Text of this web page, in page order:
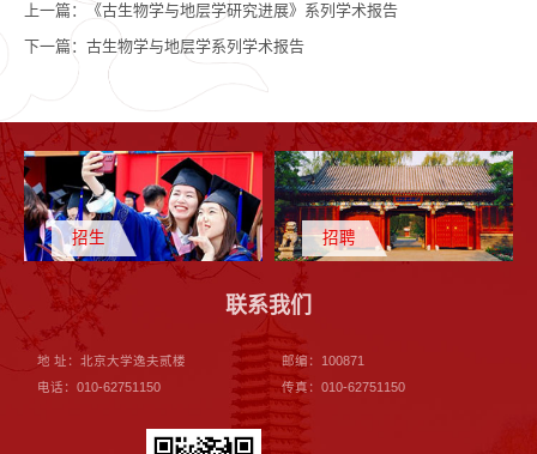
上一篇：
《古生物学与地层学研究进展》系列学术报告
下一篇： 古生物学与地层学系列学术报告
招生 招聘
联系我们
地 址：北京大学逸夫贰楼
邮编：100871
电话：010-62751150
传真：010-62751150